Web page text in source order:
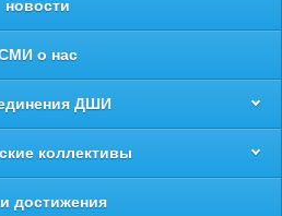
новости
о нас
ДШИ
коллективы
достижения